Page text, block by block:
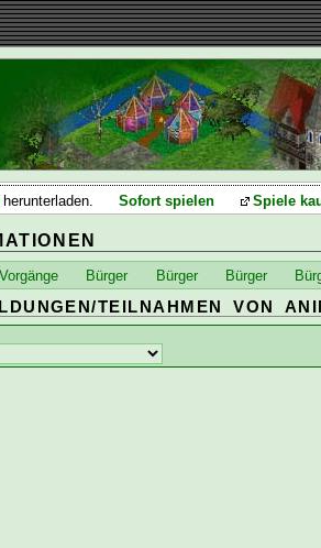
herunterladen. Sofort spielen Spiele
Vorgänge Bürger Bürger Bürger
TEILNAHMEN VON